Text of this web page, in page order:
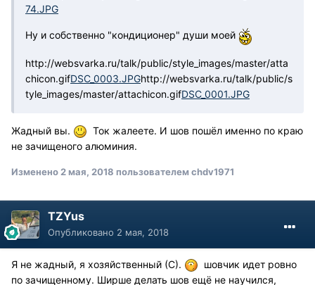
74.JPG
Ну и собственно "кондиционер" души моей
http://websvarka.ru/talk/public/style_images/master/atta
chicon.gifDSC_0003.JPGhttp://websvarka.ru/talk/public/s
tyle_images/master/attachicon.gifDSC_0001.JPG
Жадный вы.
Ток жалеете. И шов пошёл именно по краю
не зачищеного алюминия.
Изменено 2 мая, 2018 пользователем chdv1971
TZYus
Опубликовано 2 мая, 2018
Я не жадный, я хозяйственный (С).
шовчик идет ровно
по зачищенному. Ширше делать шов ещё не научился,